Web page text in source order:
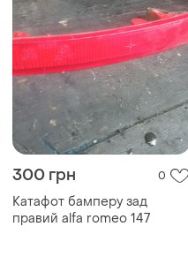
300 грн 0
Катафот бамперу зад
правий alfa romeo 147